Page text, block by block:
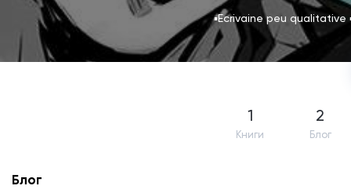
▪︎Ecrivaine peu
1
Книги
2
Блог
Блог